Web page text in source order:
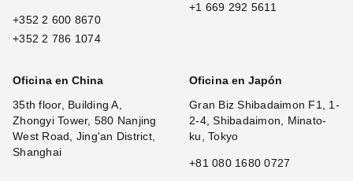
+352 2 600 8670
+352 2 786 1074
+1 669 292 5611
Oficina en China
35th floor, Building A,
Zhongyi Tower, 580 Nanjing
West Road, Jing'an District,
Shanghai
Oficina en Japón
Gran Biz Shibadaimon F1, 1-
2-4, Shibadaimon, Minato-
ku, Tokyo
+81 080 1680 0727